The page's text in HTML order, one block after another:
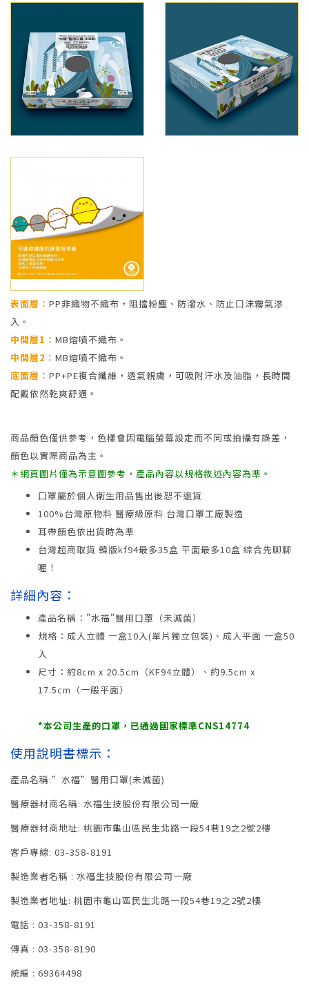
表面層： PP非織物不織布，阻擋粉塵、防潑水、防止口沫霧氣滲
入。
中間層1： MB熔噴不織布。
中間層2： MB熔噴不織布。
底面層： PP+PE複合纖維，透氣親膚，可吸附汗水及油脂，長時間
配戴依然乾爽舒適。
商品顏色僅供參考，色樣會因電腦螢幕設定而不同或拍攝有誤差，
顏色以實際商品為主。
＊網頁圖片僅為示意圖參考，產品內容以規格敘述內容為準。
口罩屬於個人衛生用品售出後恕不退貨
100%台灣原物料 醫療級原料 台灣口罩工廠製造
耳帶顏色依出貨時為準
台灣超商取貨 韓版kf94最多35盒 平面最多10盒 綜合先聊聊
喔！
詳細內容：
產品名稱："水福"醫用口罩（未滅菌）
規格：成人立體 一盒10入(單片獨立包裝)、成人平面 一盒50
入
尺寸：約8cm x 20.5cm（KF94立體）、約9.5cm x
17.5cm（一般平面）
*本公司生產的口罩，已通過國家標準CNS14774
使用說明書標示：
產品名稱:”水福”醫用口罩(未滅菌)
醫療器材商名稱: 水福生技股份有限公司一廠
醫療器材商地址: 桃園市龜山區民生北路一段54巷19之2號2樓
客戶專線: 03-358-8191
製造業者名稱 : 水福生技股份有限公司一廠
製造業者地址: 桃園市龜山區民生北路一段54巷19之2號2樓
電話 : 03-358-8191
傳真 : 03-358-8190
統編 : 69364498